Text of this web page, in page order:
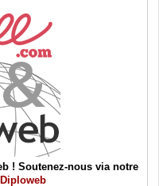
! Soutenez-nous via notre